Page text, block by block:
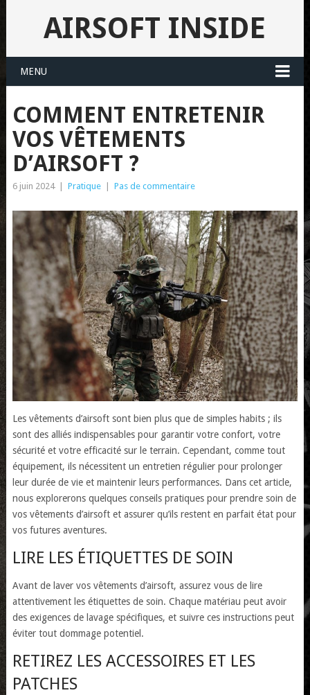
AIRSOFT INSIDE
MENU
COMMENT ENTRETENIR
VOS VÊTEMENTS
D’AIRSOFT ?
6 juin 2024 Pratique Pas de commentaire
Les vêtements d’airsoft sont bien plus que de simples habits ; ils
sont des alliés indispensables pour garantir votre confort, votre
sécurité et votre efficacité sur le terrain. Cependant, comme tout
équipement, ils nécessitent un entretien régulier pour prolonger
leur durée de vie et maintenir leurs performances. Dans cet article,
nous explorerons quelques conseils pratiques pour prendre soin de
vos vêtements d’airsoft et assurer qu’ils restent en parfait état pour
vos futures aventures.
LIRE LES ÉTIQUETTES DE SOIN
Avant de laver vos vêtements d’airsoft, assurez vous de lire
attentivement les étiquettes de soin. Chaque matériau peut avoir
des exigences de lavage spécifiques, et suivre ces instructions peut
éviter tout dommage potentiel.
RETIREZ LES ACCESSOIRES ET LES
PATCHES